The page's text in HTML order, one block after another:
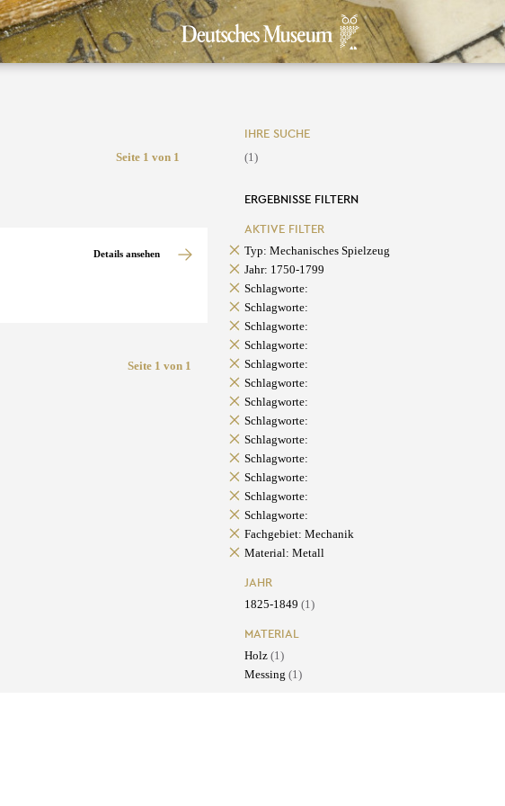
Seite 1 von 1
Details ansehen
Seite 1 von 1
IHRE SUCHE
(1)
ERGEBNISSE FILTERN
AKTIVE FILTER
Typ: Mechanisches Spielzeug
Jahr: 1750-1799
Schlagworte:
Schlagworte:
Schlagworte:
Schlagworte:
Schlagworte:
Schlagworte:
Schlagworte:
Schlagworte:
Schlagworte:
Schlagworte:
Schlagworte:
Schlagworte:
Schlagworte:
Fachgebiet: Mechanik
Material: Metall
JAHR
1825-1849 (1)
MATERIAL
Holz (1)
Messing (1)